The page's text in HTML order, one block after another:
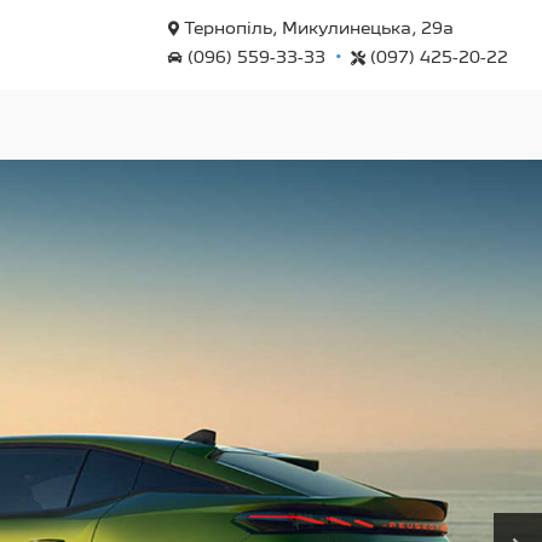
Тернопіль, Микулинецька, 29а
(096) 559-33-33
• (097) 425-20-22